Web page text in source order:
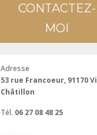
CONTACTEZ-
MOI
Adresse
53 rue Francoeur, 91170
Châtillon
Tél. 06 27 08 48 25